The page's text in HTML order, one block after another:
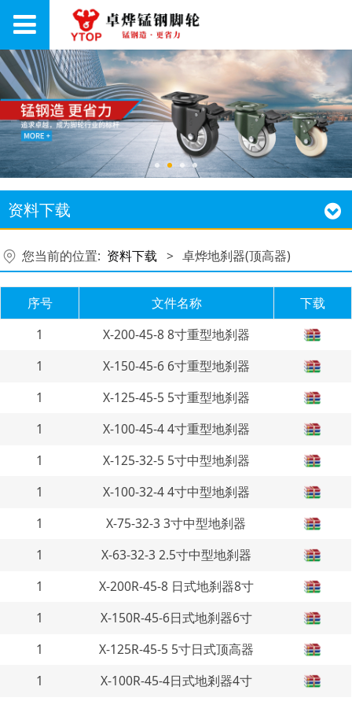
资料下载
您当前的位置: 资料下载 > 卓烨地刹器(顶高器)
序号 文件名称 下载
1
X-200-45-8 8寸重型地刹器
1
X-150-45-6 6寸重型地刹器
1
X-125-45-5 5寸重型地刹器
1
X-100-45-4 4寸重型地刹器
1
X-125-32-5 5寸中型地刹器
1
X-100-32-4 4寸中型地刹器
1
X-75-32-3 3寸中型地刹器
1
X-63-32-3 2.5寸中型地刹器
1
X-200R-45-8 日式地刹器8寸
1
X-150R-45-6日式地刹器6寸
1
X-125R-45-5 5寸日式顶高器
1
X-100R-45-4日式地剎器4寸